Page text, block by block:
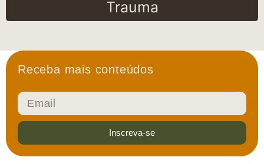
Trauma
Receba mais conteúdos
Inscreva-se